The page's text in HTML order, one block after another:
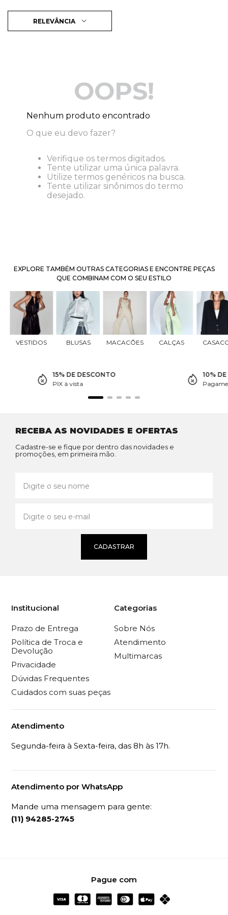
RELEVÂNCIA
OOPS!
Nenhum produto encontrado
O que eu devo fazer?
Verifique os termos digitados.
Tente utilizar uma única palavra.
Utilize termos genéricos na busca.
Tente utilizar sinônimos do termo
desejado.
EXPLORE TAMBÉM OUTRAS CATEGORIAS E ENCONTRE PEÇAS
QUE COMBINAM COM O SEU ESTILO
VESTIDOS BLUSAS MACACÕES CALÇAS
15% DE DESCONTO
PIX à vista
10%
RECEBA AS NOVIDADES E OFERTAS
Cadastre-se e fique por dentro das novidades e
promoções, em primeira mão.
CADASTRAR
Institucional
Prazo de Entrega
Política de Troca e
Devolução
Privacidade
Dúvidas Frequentes
Cuidados com suas peças
Categorias
Sobre Nós
Atendimento
Multimarcas
Atendimento
Segunda-feira à Sexta-feira, das 8h às 17h.
Atendimento por WhatsApp
Mande uma mensagem para gente:
(11) 94285-2745
Pague com